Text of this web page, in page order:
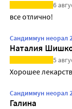
6
все отлично!
Сандиммун неорал
Наталия
5
Хорошее
Сандиммун неорал
Галина